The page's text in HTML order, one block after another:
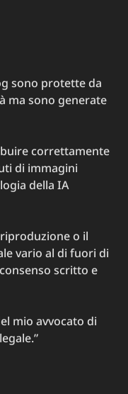
sono protette da
ma sono generate
correttamente
di immagini
della IA
o il
vario al di fuori di
scritto e
mio avvocato di